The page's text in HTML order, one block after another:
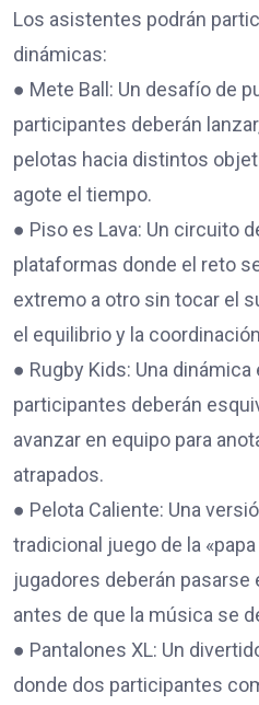
Los asistentes podrán
dinámicas:
● Mete Ball: Un desafío de
participantes deberán
pelotas hacia distintos
agote el tiempo.
● Piso es Lava: Un circuito
plataformas donde el reto
extremo a otro sin tocar el
el equilibrio y la
● Rugby Kids: Una dinámica
participantes deberán
avanzar en equipo para
atrapados.
● Pelota Caliente: Una
tradicional juego de la
jugadores deberán pasarse
antes de que la música se
● Pantalones XL: Un
donde dos participantes